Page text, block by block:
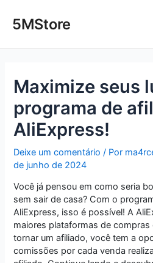
para5MStore
Maximize seus
programa de
AliExpress!
Deixe um comentário / Por
de junho de 2024
Você já pensou em como seria
sem sair de casa? Com o
AliExpress, isso é possível! A
maiores plataformas de
tornar um afiliado, você tem a
comissões por cada venda
navigation